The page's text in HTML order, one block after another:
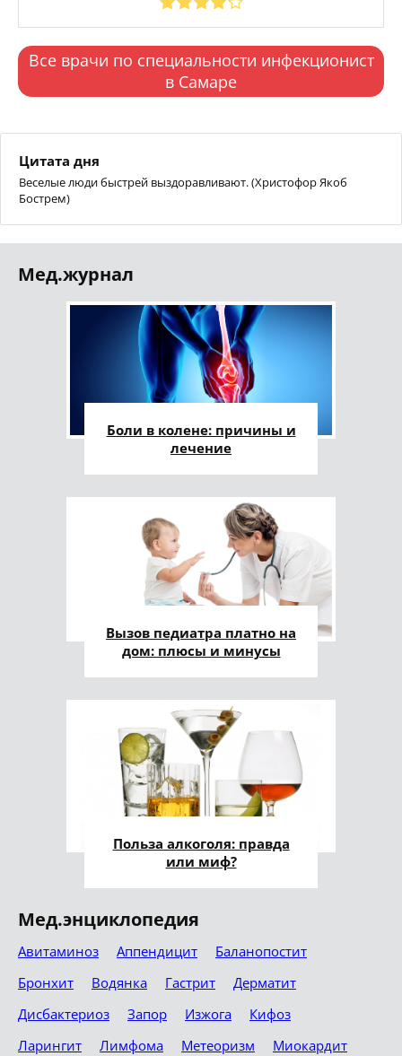
Все врачи по специальности инфекционист
в Самаре
Цитата дня
Веселые люди быстрей выздоравливают. (Христофор Якоб
Бострем)
Мед.журнал
Боли в колене: причины и
лечение
Вызов педиатра платно на
дом: плюсы и минусы
Польза алкоголя: правда
или миф?
Мед.энциклопедия
Авитаминоз Аппендицит
Баланопостит
Бронхит
Водянка Гастрит
Дерматит
Дисбактериоз
Запор Изжога
Кифоз
Ларингит
Лимфома Метеоризм Миокардит